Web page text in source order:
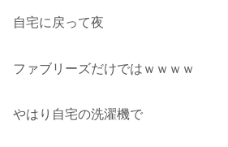
自宅に戻って夜
ファブリーズだけではｗｗｗｗ
やはり自宅の洗濯機で